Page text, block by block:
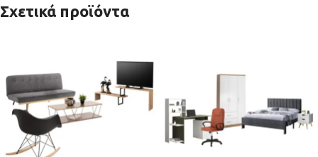
Σχετικά προϊόντα